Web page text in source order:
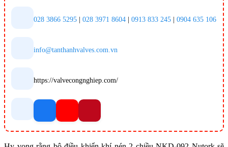
028 3866 5295 028 3971 8604 0913 833 245 0904 635 106
info@tanthanhvalves.com.vn
https://valvecongnghiep.com/